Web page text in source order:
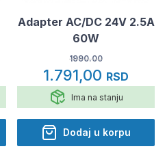
Adapter AC/DC 24V 2.5A
60W
1990.00
1.791,00 RSD
Ima na stanju
Dodaj u korpu